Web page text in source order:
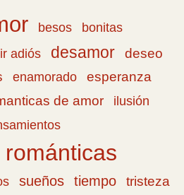
besos
bonitas
adiós desamor deseo
enamorado esperanza
de amor
ilusión
románticas
sueños tiempo
tristeza